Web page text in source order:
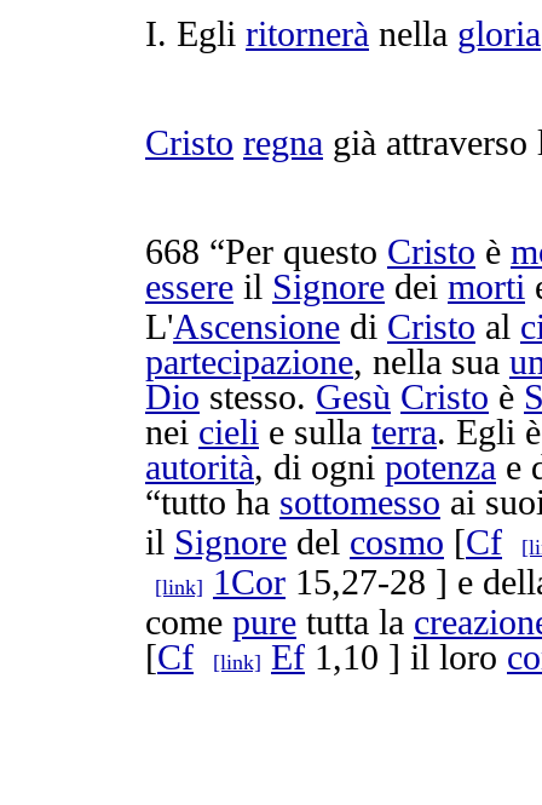
I. Egli ritornerà nella gloria
Cristo regna già
668 “Per questo Cristo è
essere il Signore dei morti
L'Ascensione di Cristo al
partecipazione, nella sua
Dio stesso. Gesù Cristo è
nei cieli e sulla terra. Egli
autorità, di ogni potenza e
“tutto ha sottomesso ai
il Signore del cosmo [Cf
[link] 1Cor 15,27-28 ] e
come pure tutta la
[Cf [link] Ef 1,10 ] il loro